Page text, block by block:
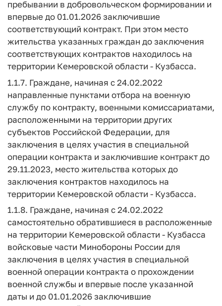
пребывании в добровольческом формировании и
впервые до 01.01.2026 заключившие
соответствующий контракт. При этом место
жительства указанных граждан до заключения
соответствующих контрактов находилось на
территории Кемеровской области - Кузбасса.
1.1.7. Граждане, начиная с 24.02.2022
направленные пунктами отбора на военную
службу по контракту, военными комиссариатами,
расположенными на территории других
субъектов Российской Федерации, для
заключения в целях участия в специальной
операции контракта и заключившие контракт до
29.11.2023, место жительства которых до
заключения контрактов находилось на
территории Кемеровской области - Кузбасса.
1.1.8. Граждане, начиная с 24.02.2022
самостоятельно обратившиеся в расположенные
на территории Кемеровской области - Кузбасса
войсковые части Минобороны России для
заключения в целях участия в специальной
военной операции контракта о прохождении
военной службы и впервые после указанной
даты и до 01.01.2026 заключившие